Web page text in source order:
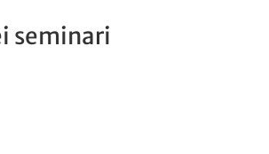
seminari